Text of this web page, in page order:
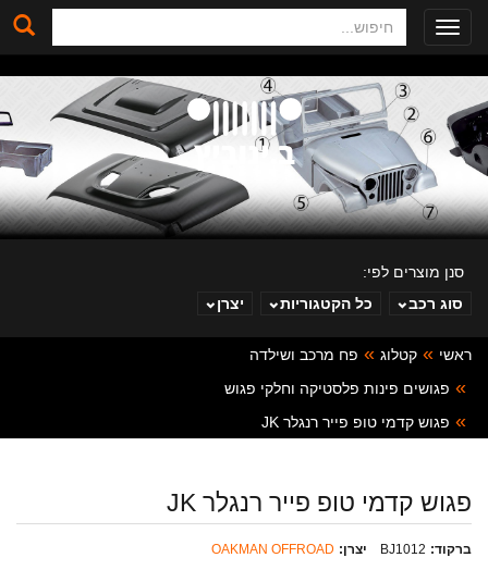
Toggle
navigation
סנן מוצרים לפי:
סוג רכב
כל הקטגוריות יצרן
ראשי קטלוג
פח מרכב ושילדה
פגושים פינות פלסטיקה וחלקי פגוש
פגוש קדמי טופ פייר רנגלר JK
פגוש קדמי טופ פייר רנגלר JK
ברקוד: BJ1012 יצרן: OAKMAN OFFROAD